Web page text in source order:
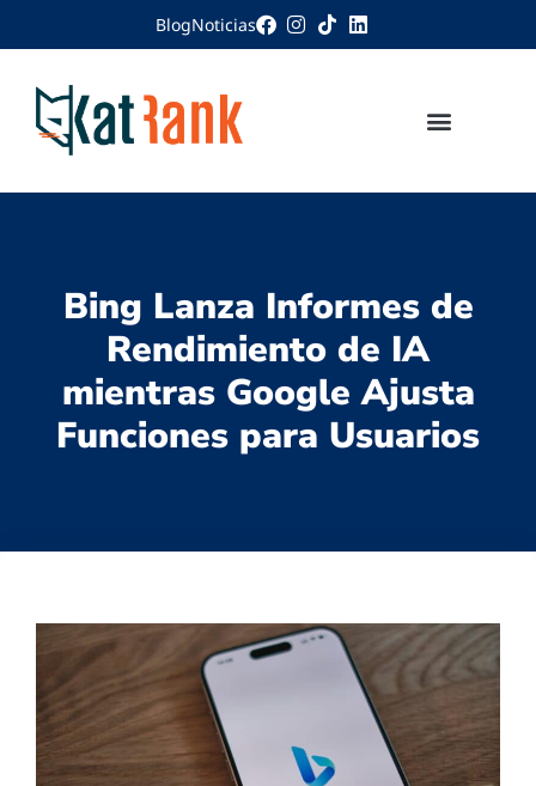
BlogNoticias
Bing Lanza Informes de
Rendimiento de IA
mientras Google Ajusta
Funciones para Usuarios